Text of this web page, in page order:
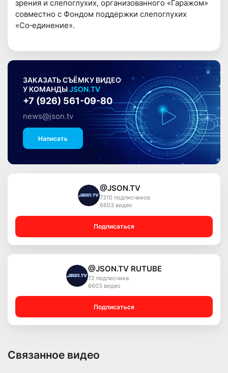
зрения и слепоглухих, организованного «Гаражом»
совместно с Фондом поддержки слепоглухих
«Со‑единение».
ЗАКАЗАТЬ СЪЁМКУ ВИДЕО
У КОМАНДЫJSON.TV
+7 (926) 561-09-80
news@json.tv
Написать
@JSON.TV
7310 подписчиков
6603 видео
Подписаться
@JSON.TV RUTUBE
72 подписчика
6603 видео
Подписаться
Связанное видео